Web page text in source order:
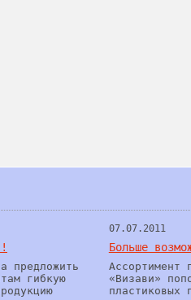
предложить
гибкую
07.07.2011
Больше
Ассортимент
«Визави»
пластиковых